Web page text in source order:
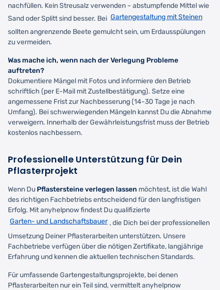
nachfüllen. Kein Streusalz verwenden – abstumpfende Mittel wie
Sand oder Splitt sind besser. Bei Gartengestaltung mit Steinen
sollten angrenzende Beete gemulcht sein, um Erdausspülungen
zu vermeiden.
Was mache ich, wenn nach der Verlegung Probleme
auftreten?
Dokumentiere Mängel mit Fotos und informiere den Betrieb
schriftlich (per E-Mail mit Zustellbestätigung). Setze eine
angemessene Frist zur Nachbesserung (14-30 Tage je nach
Umfang). Bei schwerwiegenden Mängeln kannst Du die Abnahme
verweigern. Innerhalb der Gewährleistungsfrist muss der Betrieb
kostenlos nachbessern.
Professionelle Unterstützung für Dein
Pflasterprojekt
Wenn Du Pflastersteine verlegen lassen möchtest, ist die Wahl
des richtigen Fachbetriebs entscheidend für den langfristigen
Erfolg. Mit anyhelpnow findest Du qualifizierte
Garten- und Landschaftsbauer , die Dich bei der professionellen
Umsetzung Deiner Pflasterarbeiten unterstützen. Unsere
Fachbetriebe verfügen über die nötigen Zertifikate, langjährige
Erfahrung und kennen die aktuellen technischen Standards.
Für umfassende Gartengestaltungsprojekte, bei denen
Pflasterarbeiten nur ein Teil sind, vermittelt anyhelpnow